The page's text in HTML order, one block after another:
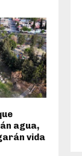
agua,
vida